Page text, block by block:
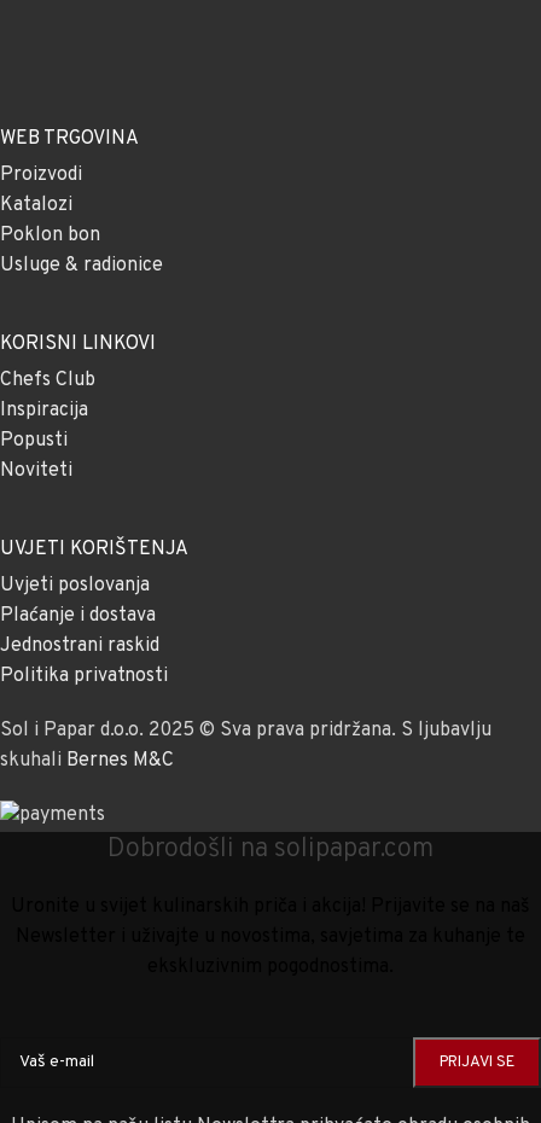
WEB TRGOVINA
Proizvodi
Katalozi
Poklon bon
Usluge & radionice
KORISNI LINKOVI
Chefs Club
Inspiracija
Popusti
Noviteti
UVJETI KORIŠTENJA
Uvjeti poslovanja
Plaćanje i dostava
Jednostrani raskid
Politika privatnosti
Sol i Papar d.o.o. 2025 © Sva prava pridržana. S ljubavlju
skuhali Bernes M&C
Dobrodošli na solipapar.com